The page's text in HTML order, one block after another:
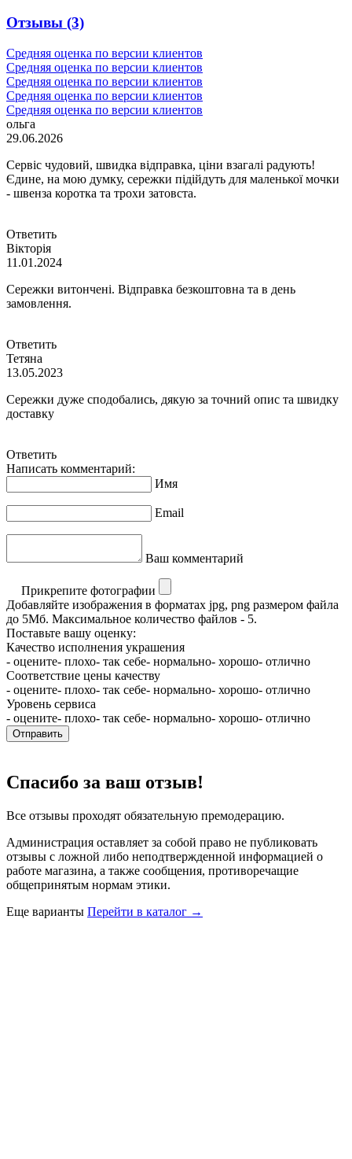
Отзывы (3)
Средняя оценка по версии клиентов
Средняя оценка по версии клиентов
Средняя оценка по версии клиентов
Средняя оценка по версии клиентов
Средняя оценка по версии клиентов
ольга
29.06.2026
Сервіс чудовий, швидка відправка, ціни взагалі радують!
Єдине, на мою думку, сережки підійдуть для маленької мочки
- швенза коротка та трохи затовста.
Ответить
Вікторія
11.01.2024
Сережки витончені. Відправка безкоштовна та в день
замовлення.
Ответить
Тетяна
13.05.2023
Сережки дуже сподобались, дякую за точний опис та швидку
доставку
Ответить
Написать комментарий:
Имя
Email
Ваш комментарий
Прикрепите фотографии
Добавляйте изображения в форматах jpg, png размером файла
до 5Мб. Максимальное количество файлов - 5.
Поставьте вашу оценку:
Качество исполнения украшения
- оцените- плохо- так себе- нормально- хорошо- отлично
Соответствие цены качеству
- оцените- плохо- так себе- нормально- хорошо- отлично
Уровень сервиса
- оцените- плохо- так себе- нормально- хорошо- отлично
Отправить
Спасибо за ваш отзыв!
Все отзывы проходят обязательную премодерацию.
Администрация оставляет за собой право не публиковать
отзывы с ложной либо неподтвержденной информацией о
работе магазина, а также сообщения, противоречащие
общепринятым нормам этики.
Еще варианты Перейти в каталог →